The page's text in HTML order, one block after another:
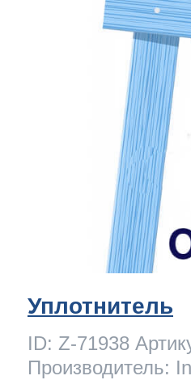
Уплотнитель
ID: Z-71938
Производитель: